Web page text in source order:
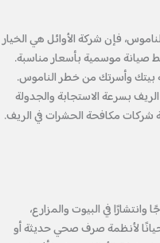
فإن شركة الأوائل هي الخيار
صيانة موسمية بأسعار مناسبة.
بيتك وأسرتك من خطر الناموس.
بسرعة الاستجابة والجدولة
مكافحة الحشرات في الريف.
في البيوت والمزارع،
لأنظمة صرف صحي حديثة أو